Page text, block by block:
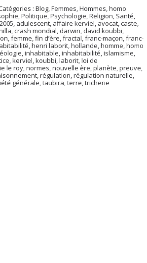
:Blog ,Femmes ,Hommes, homo
Politique Psychologie Religion Santé
2005 adulescent, affaire kerviel avocat, caste
crash mondial darwin david koubbi
femme fin d’ère fractal franc-maçon franc-
henri laborit hollande homme homo
inhabitable inhabitabilité islamisme
kerviel koubbi laborit loi de
le roy normes nouvelle ère planète preuve
régulation régulation naturelle
générale taubira terre tricherie